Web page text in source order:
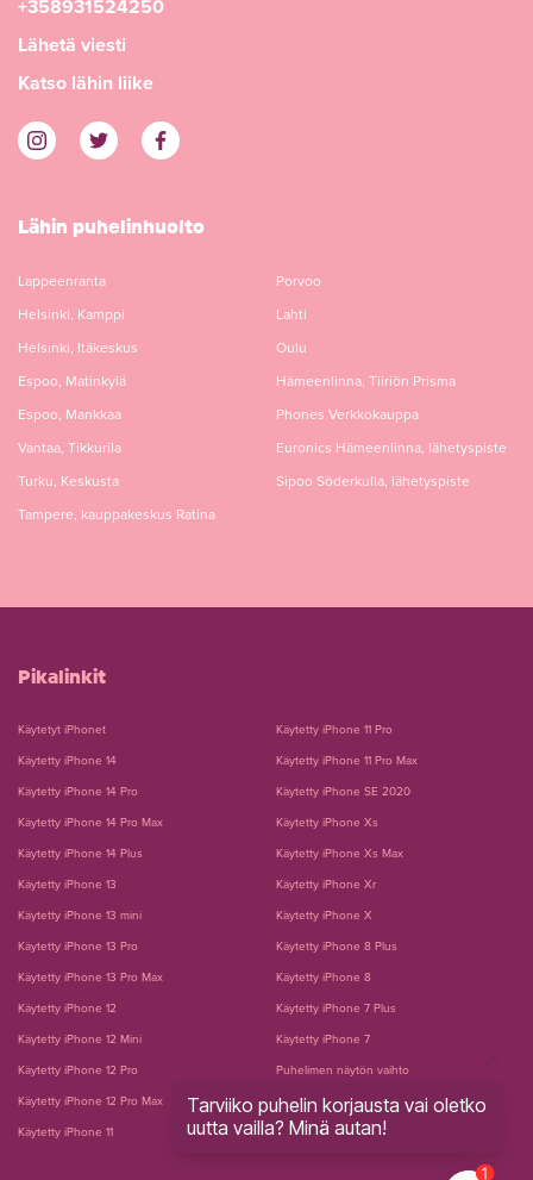
+358931524250
Lähetä viesti
Katso lähin liike
Lähin puhelinhuolto
Lappeenranta
Helsinki, Kamppi
Helsinki, Itäkeskus
Espoo, Matinkylä
Espoo, Mankkaa
Vantaa, Tikkurila
Turku, Keskusta
Tampere, kauppakeskus Ratina
Porvoo
Lahti
Oulu
Hämeenlinna, Tiiriön Prisma
Phones Verkkokauppa
Euronics Hämeenlinna, lähetyspiste
Sipoo Söderkulla, lähetyspiste
Pikalinkit
Käytetyt iPhonet
Käytetty iPhone 14
Käytetty iPhone 14 Pro
Käytetty iPhone 14 Pro Max
Käytetty iPhone 14 Plus
Käytetty iPhone 13
Käytetty iPhone 13 mini
Käytetty iPhone 13 Pro
Käytetty iPhone 13 Pro Max
Käytetty iPhone 12
Käytetty iPhone 12 Mini
Käytetty iPhone 12 Pro
Käytetty iPhone 12 Pro Max
Käytetty iPhone 11
Käytetty iPhone 11 Pro
Käytetty iPhone 11 Pro Max
Käytetty iPhone SE 2020
Käytetty iPhone Xs
Käytetty iPhone Xs Max
Käytetty iPhone Xr
Käytetty iPhone X
Käytetty iPhone 8 Plus
Käytetty iPhone 8
Käytetty iPhone 7 Plus
Käytetty iPhone 7
Puhelimen näytön vaihto
Puhelimen akun vaihto
Tarviiko puhelin korjausta vai oletko
uutta vailla? Minä autan!